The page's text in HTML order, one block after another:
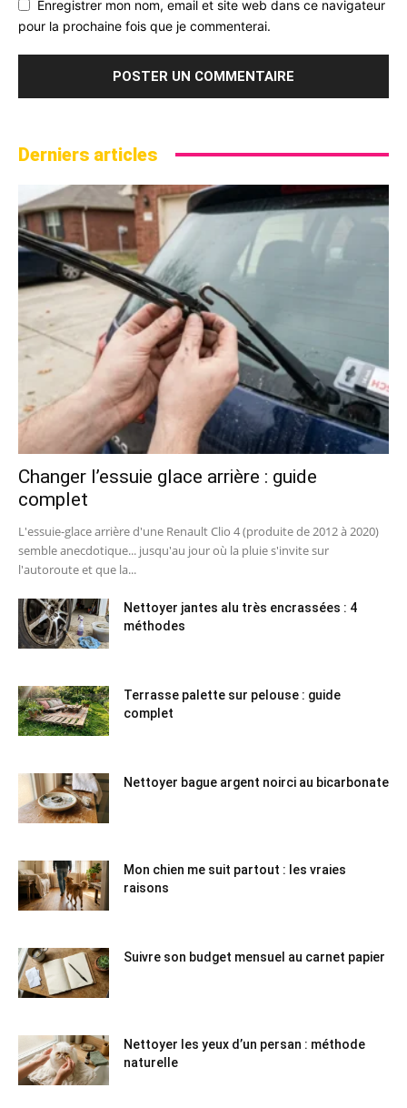
Enregistrer mon nom, email et site web dans ce navigateur
pour la prochaine fois que je commenterai.
Derniers articles
Changer l’essuie glace arrière : guide
complet
L'essuie-glace arrière d'une Renault Clio 4 (produite de 2012 à 2020)
semble anecdotique... jusqu'au jour où la pluie s'invite sur
l'autoroute et que la...
Nettoyer jantes alu très encrassées : 4
méthodes
Terrasse palette sur pelouse : guide
complet
Nettoyer bague argent noirci au bicarbonate
Mon chien me suit partout : les vraies
raisons
Suivre son budget mensuel au carnet papier
Nettoyer les yeux d’un persan : méthode
naturelle